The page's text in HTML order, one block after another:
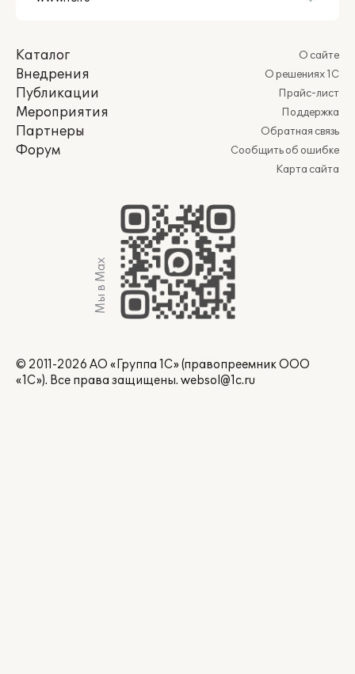
Каталог
Внедрения
Публикации
Мероприятия
Партнеры
Форум
О сайте
О решениях 1С
Прайс-лист
Поддержка
Обратная связь
Сообщить об ошибке
Карта сайта
Мы в Max
© 2011-2026 АО «Группа 1С» (правопреемник ООО
«1С»). Все права защищены. websol@1c.ru